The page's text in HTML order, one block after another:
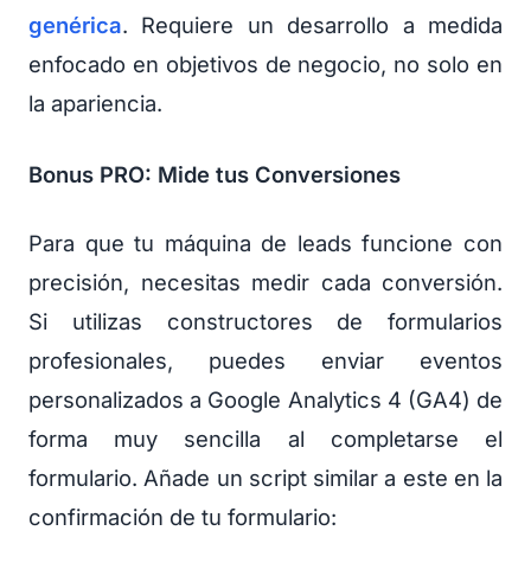
genérica. Requiere un desarrollo a medida
enfocado en objetivos de negocio, no solo en
la apariencia.
Bonus PRO: Mide tus Conversiones
Para que tu máquina de leads funcione con
precisión, necesitas medir cada conversión.
Si utilizas constructores de formularios
profesionales, puedes enviar eventos
personalizados a Google Analytics 4 (GA4) de
forma muy sencilla al completarse el
formulario. Añade un script similar a este en la
confirmación de tu formulario: